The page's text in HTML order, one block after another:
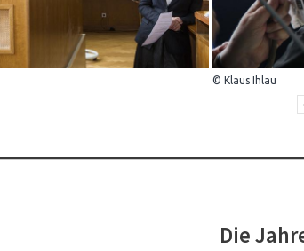
© Klaus Ihlau
Die